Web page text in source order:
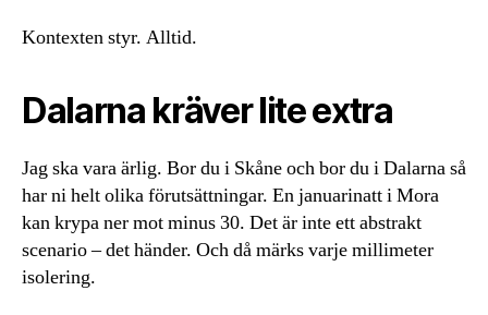
Kontexten styr. Alltid.
Dalarna kräver lite extra
Jag ska vara ärlig. Bor du i Skåne och bor du i Dalarna så
har ni helt olika förutsättningar. En januarinatt i Mora
kan krypa ner mot minus 30. Det är inte ett abstrakt
scenario – det händer. Och då märks varje millimeter
isolering.